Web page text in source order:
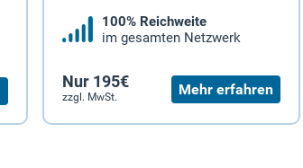
100% Reichweite
im gesamten Netzwerk
Nur 195€
zzgl. MwSt. Mehr erfahren